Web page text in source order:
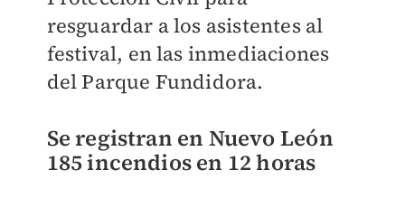
resguardar a los asistentes al
festival, en las inmediaciones
del Parque Fundidora.
Se registran en Nuevo León
185 incendios en 12 horas